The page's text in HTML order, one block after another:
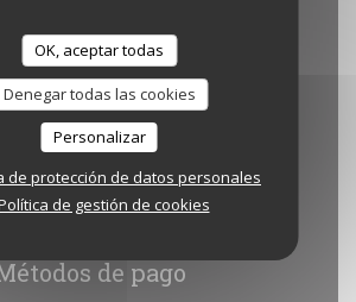
OK, aceptar todas
Denegar todas las cookies
Personalizar
de protección de datos personales
de gestión de cookies
general
de apertura
de pago